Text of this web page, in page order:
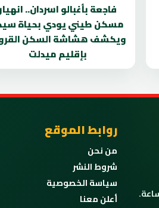
فاجعة بأغبالو اسردان..
مسكن طيني يودي بحياة
ويكشف هشاشة السكن
بإقليم ميدلت
روابط الموقع
من نحن
شروط النشر
سياسة الخصوصية
أعلن معنا